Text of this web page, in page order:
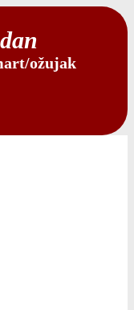
ožujak